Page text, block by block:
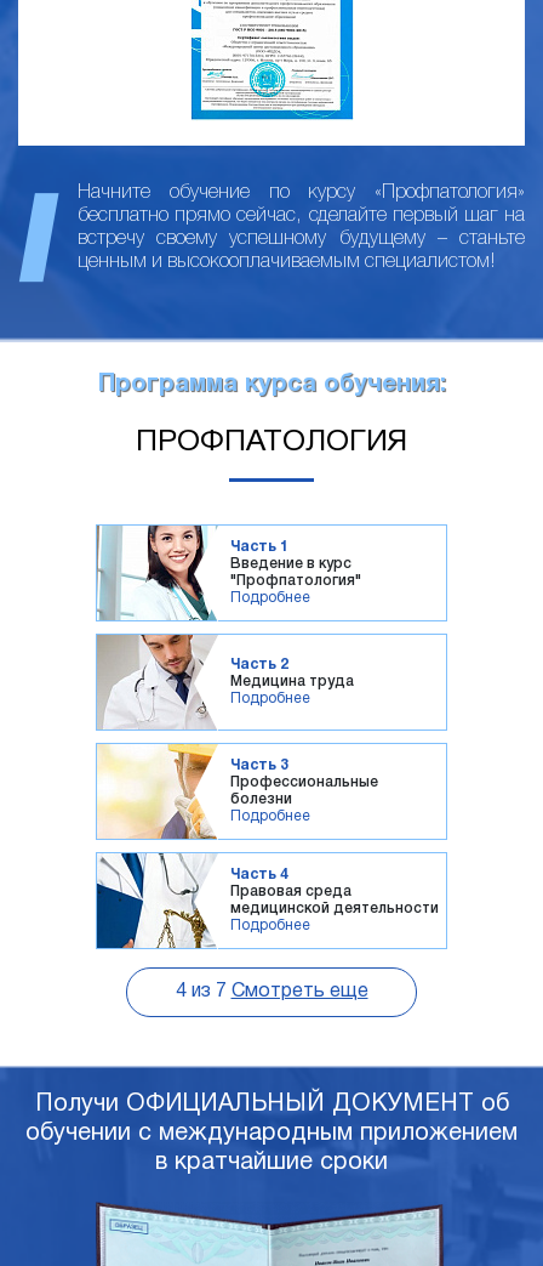
Начните обучение по курсу «Профпатология»
бесплатно прямо сейчас, сделайте первый шаг на
встречу своему успешному будущему – станьте
ценным и высокооплачиваемым специалистом!
Программа курса обучения:
ПРОФПАТОЛОГИЯ
Часть 1
Введение в курс
"Профпатология"
Подробнее
Часть 2
Медицина труда
Подробнее
Часть 3
Профессиональные
болезни
Подробнее
Часть 4
Правовая среда
медицинской деятельности
Подробнее
4из 7 Смотреть еще
Получи ОФИЦИАЛЬНЫЙ ДОКУМЕНТ об
обучении с международным приложением
в кратчайшие сроки